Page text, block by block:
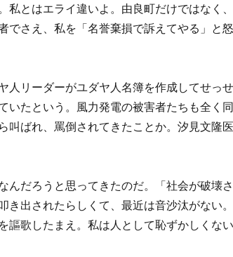
私とはエライ違いよ。由良町だけではなく
でさえ、私を「名誉棄損で訴えてやる」と
人リーダーがユダヤ人名簿を作成してせっ
いたという。風力発電の被害者たちも全く
叫ばれ、罵倒されてきたことか。汐見文隆
んだろうと思ってきたのだ。「社会が破壊
き出されたらしくて、最近は音沙汰がない
謳歌したまえ。私は人として恥ずかしくな